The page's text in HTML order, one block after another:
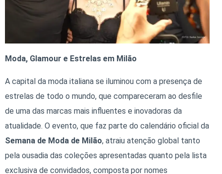
Moda, Glamour e Estrelas em Milão
A capital da moda italiana se iluminou com a presença de
estrelas de todo o mundo, que compareceram ao desfile
de uma das marcas mais influentes e inovadoras da
atualidade. O evento, que faz parte do calendário oficial da
Semana de Moda de Milão, atraiu atenção global tanto
pela ousadia das coleções apresentadas quanto pela lista
exclusiva de convidados, composta por nomes